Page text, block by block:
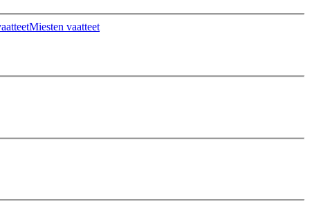
Miesten vaatteet